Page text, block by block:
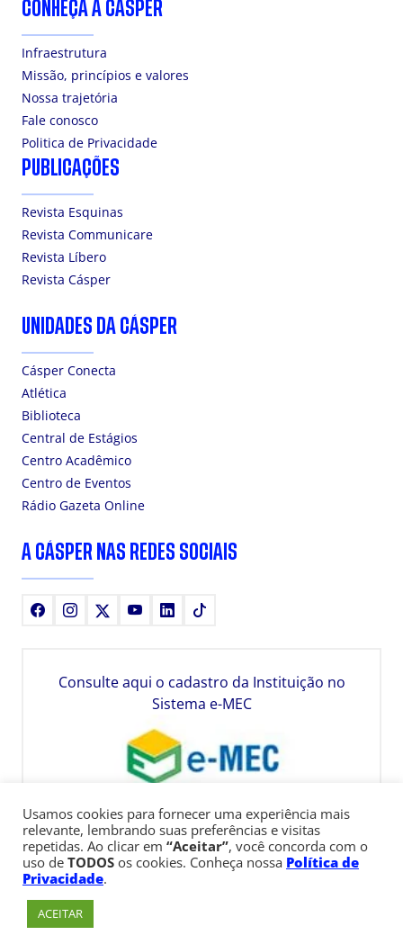
CONHEÇA A CÁSPER
Infraestrutura
Missão, princípios e valores
Nossa trajetória
Fale conosco
Politica de Privacidade
PUBLICAÇÕES
Revista Esquinas
Revista Communicare
Revista Líbero
Revista Cásper
UNIDADES DA CÁSPER
Cásper Conecta
Atlética
Biblioteca
Central de Estágios
Centro Acadêmico
Centro de Eventos
Rádio Gazeta Online
A CÁSPER NAS REDES SOCIAIS
FacebookInstagram YoutubeLinkedIn
Consulte aqui o cadastro da Instituição no
Sistema e-MEC
Usamos cookies para fornecer uma experiência mais
relevante, lembrando suas preferências e visitas
repetidas. Ao clicar em “Aceitar”, você concorda com o
uso de TODOS os cookies. Conheça nossa Política de
Privacidade.
ACEITAR